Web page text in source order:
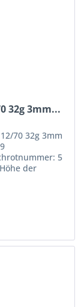
32g 3mm...
70 32g 3mm
5
der